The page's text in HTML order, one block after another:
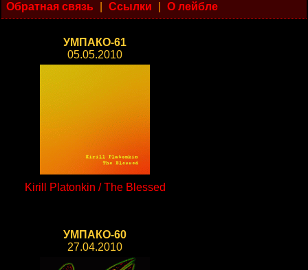
Обратная связь
Ссылки О лейбле
УМПАКО-61
05.05.2010
Kirill Platonkin / The Blessed
УМПАКО-60
27.04.2010